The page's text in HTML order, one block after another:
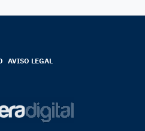
AVISO LEGAL